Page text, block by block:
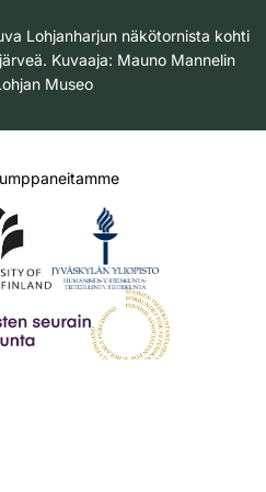
Lohjanharjun näkötornista kohti
Kuvaaja: Mauno Mannelin
Museo